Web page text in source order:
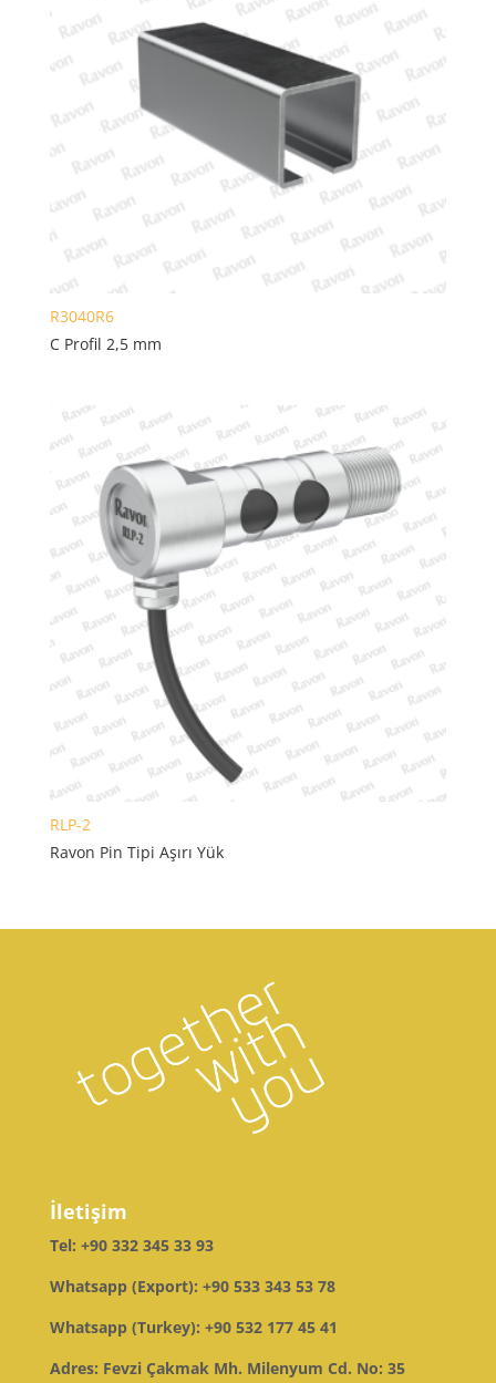
R3040R6
C Profil 2,5 mm
RLP-2
Ravon Pin Tipi Aşırı Yük
İletişim
Tel: +90 332 345 33 93
Whatsapp (Export): +90 533 343 53 78
Whatsapp (Turkey): +90 532 177 45 41
Adres: Fevzi Çakmak Mh. Milenyum Cd. No: 35